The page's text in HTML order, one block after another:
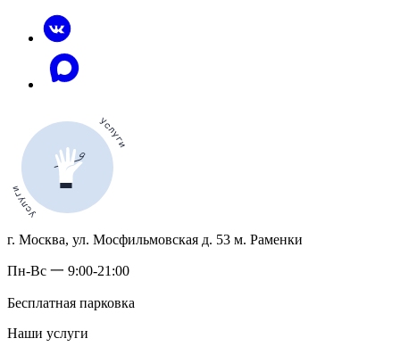
г. Москва, ул. Мосфильмовская д. 53 м. Раменки
Пн-Вс 一 9:00-21:00
Бесплатная парковка
Наши услуги